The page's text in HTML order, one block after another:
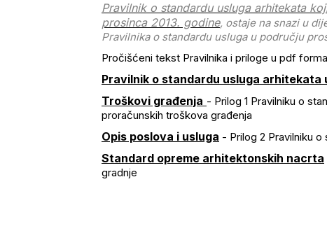
Pravilnik o standardu usluga arhitekata
prosinca 2013. godine, ostaje na snazi u
Pravilnika o standardu usluga u području
Pročišćeni tekst Pravilnika i priloge u pdf
Pravilnik o standardu usluga arhitekata
Troškovi građenja - Prilog 1 Pravilniku o
proračunskih troškova građenja
Opis poslova i usluga - Prilog 2 Pravilniku
Standard opreme arhitektonskih nacrta
gradnje